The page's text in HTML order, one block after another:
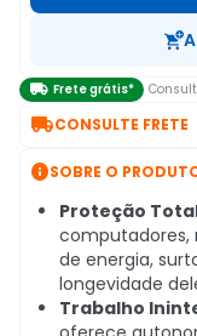
 Frete grátis*
CONSULTE FRETE
SOBRE O
Proteção
computadores,
de energia,
longevidade
Trabalho